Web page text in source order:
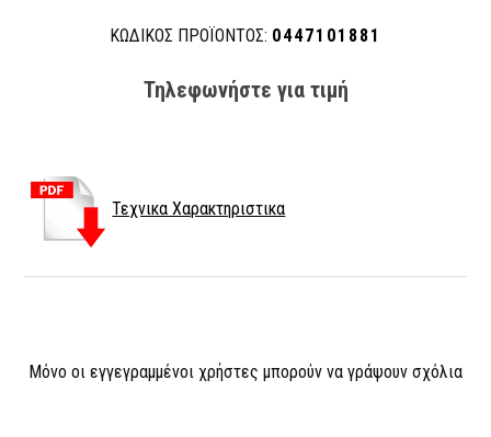
ΚΩΔΙΚΟΣ ΠΡΟΪΟΝΤΟΣ: 0447101881
Τηλεφωνήστε για τιμή
Τεχνικα Χαρακτηριστικα
Μόνο οι εγγεγραμμένοι χρήστες μπορούν να γράψουν σχόλια